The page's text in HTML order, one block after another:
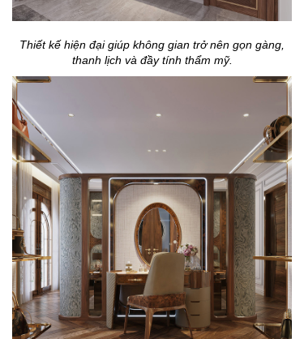
Thiết kế hiện đại giúp không gian trở nên gọn gàng,
thanh lịch và đầy tính thẩm mỹ.